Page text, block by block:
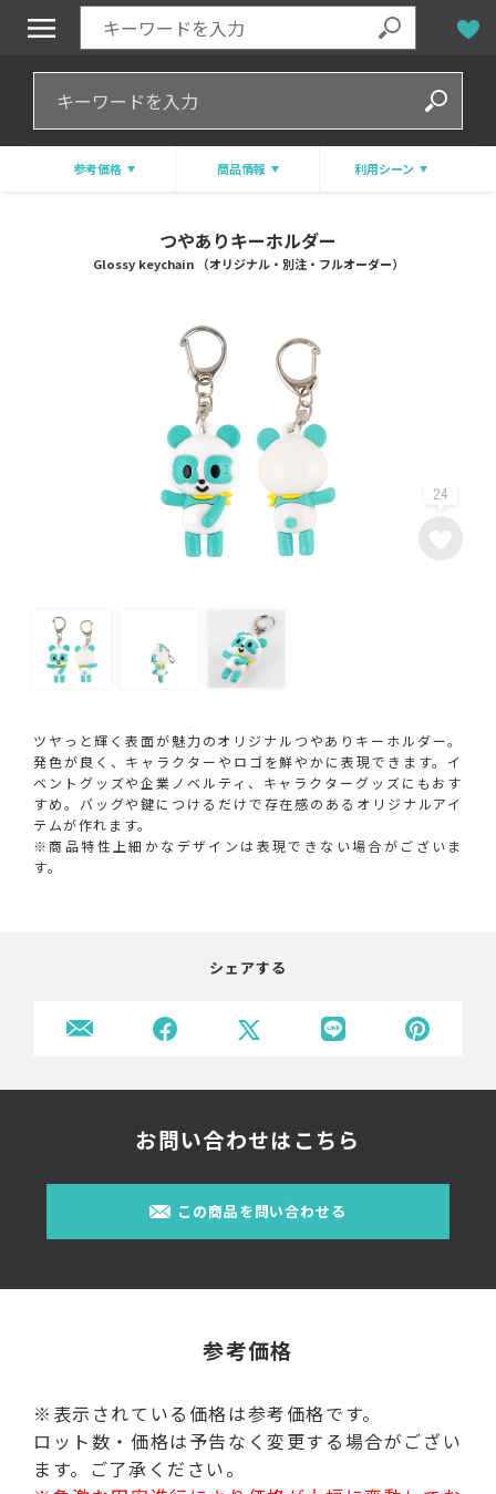
参考価格 商品情報 利用シーン
つやありキーホルダー
Glossy keychain （オリジナル・別注・フルオーダー）
24
ツヤっと輝く表面が魅力のオリジナルつやありキーホルダー。
発色が良く、キャラクターやロゴを鮮やかに表現できます。イ
ベントグッズや企業ノベルティ、キャラクターグッズにもおす
すめ。バッグや鍵につけるだけで存在感のあるオリジナルアイ
テムが作れます。
※商品特性上細かなデザインは表現できない場合がございま
す。
シェアする
お問い合わせはこちら
この商品を問い合わせる
参考価格
※表示されている価格は参考価格です。
ロット数・価格は予告なく変更する場合がござい
ます。ご了承ください。